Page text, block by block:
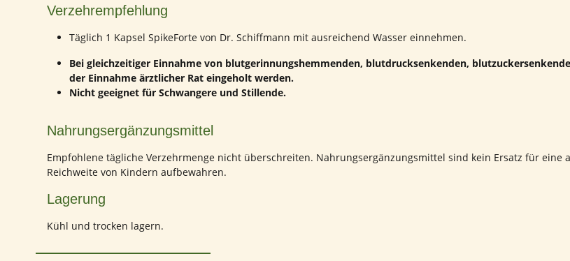
Verzehrempfehlung
Täglich 1 Kapsel SpikeForte von Dr. Schiffmann mit ausreichend Wasser einnehmen.
Bei gleichzeitiger Einnahme von blutgerinnungshemmenden, blutdrucksenkenden,
der Einnahme ärztlicher Rat eingeholt werden.
Nicht geeignet für Schwangere und Stillende.
Nahrungsergänzungsmittel
Empfohlene tägliche Verzehrmenge nicht überschreiten. Nahrungsergänzungsmittel sind kein Ersatz für
Reichweite von Kindern aufbewahren.
Lagerung
Kühl und trocken lagern.